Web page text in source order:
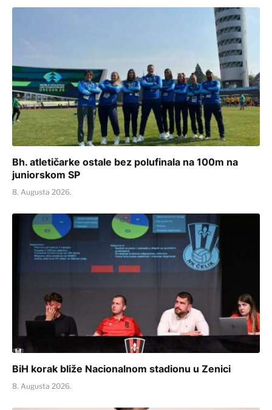
Bh. atletičarke ostale bez polufinala na 100m na
juniorskom SP
8. Augusta 2026.
BiH korak bliže Nacionalnom stadionu u Zenici
8. Augusta 2026.